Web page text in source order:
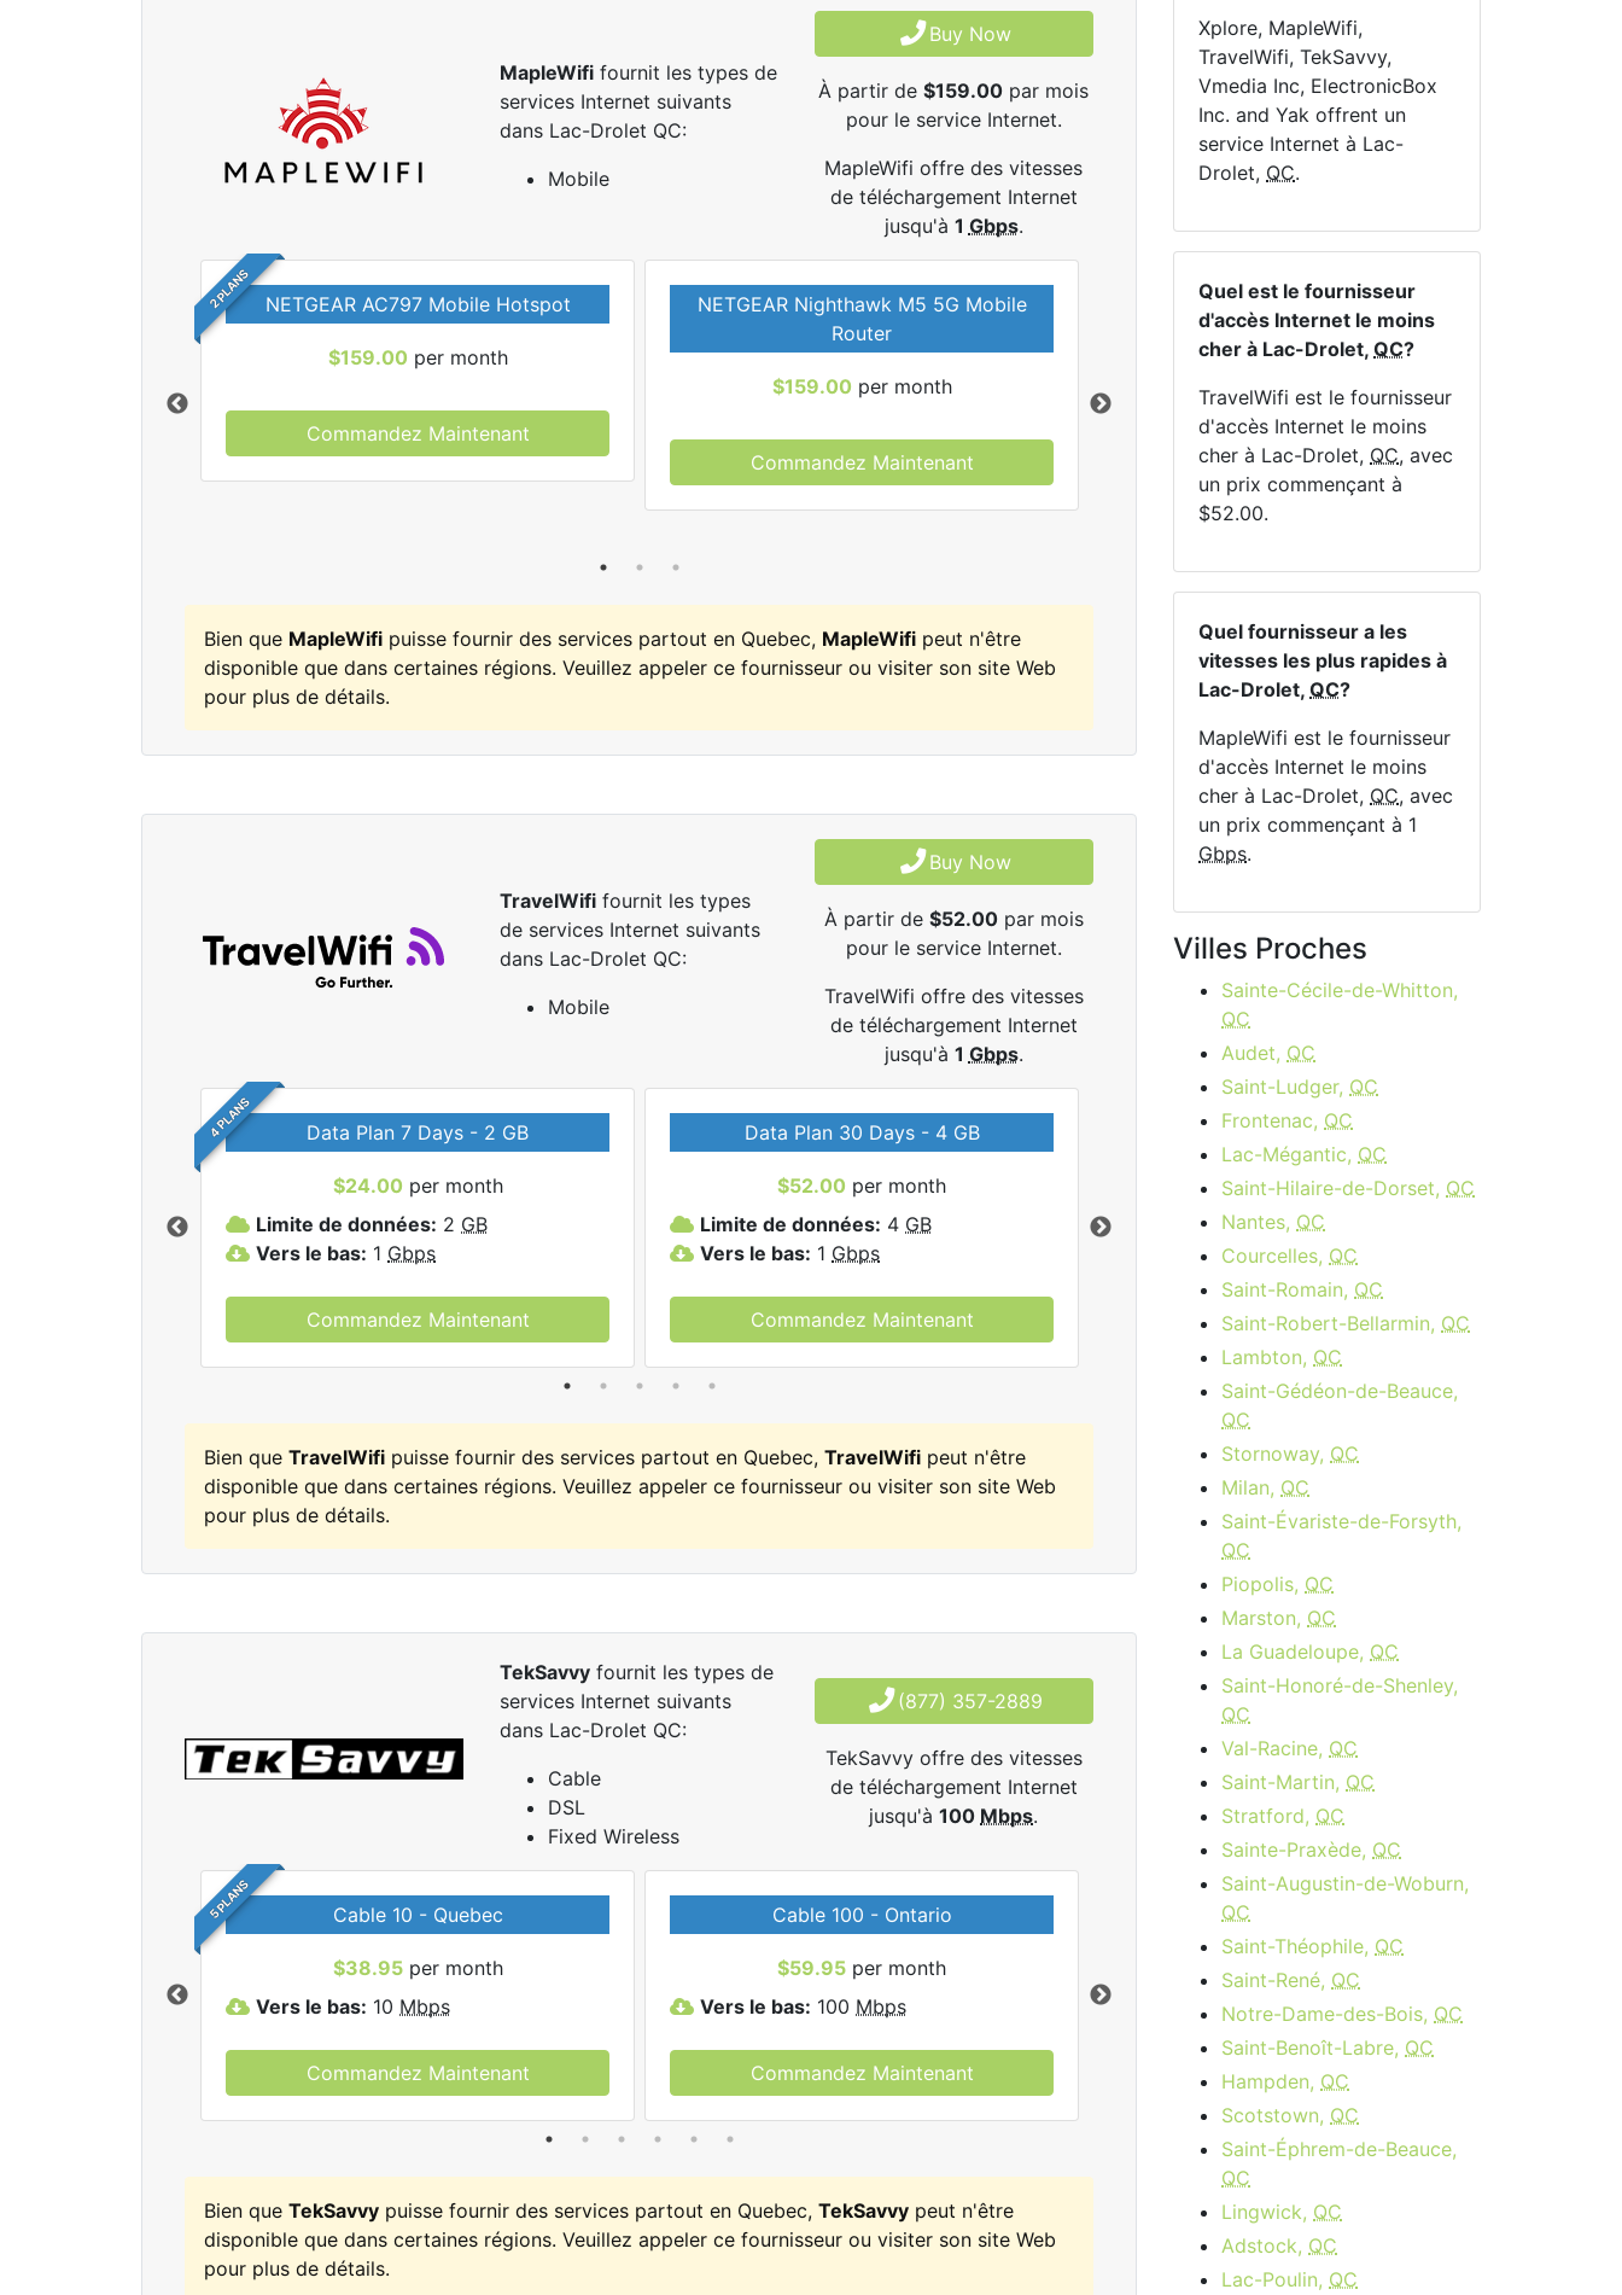
MapleWififournit les types de
services Internet suivants
dans Lac-Drolet QC:
Mobile
Buy Now
À partir de$159.00 par mois
pour le service Internet.
MapleWifi offre des vitesses
de téléchargement Internet
jusqu'à 1 Gbps.
2 PLANS NETGEAR AC797 Mobile Hotspot
$159.00 per month
Commandez Maintenant
NETGEAR Nighthawk M5 5G Mobile
Router
$159.00 per month
Commandez Maintenant
Cliquez ici pour afficher tous les forfaits
Internet MapleWifi.
Bien que MapleWifi puisse fournir des services partout en Quebec, MapleWifi peut n'être
disponible que dans certaines régions. Veuillez appeler ce fournisseur ou visiter son site Web
pour plus de détails.
TravelWififournit les types
de services Internet suivants
dans Lac-Drolet QC:
Mobile
Buy Now
À partir de $52.00par mois
pour le service Internet.
TravelWifi offre des vitesses
de téléchargement Internet
jusqu'à 1 Gbps.
4 PLANS Data Plan 7 Days - 2 GB
$24.00 per month
Limite de données: 2 GB
Vers le bas: 1 Gbps
Commandez Maintenant
Data Plan 30 Days - 4 GB
$52.00 per month
Limite de données: 4 GB
Vers le bas: 1 Gbps
Commandez Maintenant
Data Plan 30 Days - 8 GB
$74.00per month
Limite de données:
Vers le bas:1Gbps
Commandez Maintenant
Bien que TravelWifi puisse fournir des services partout en Quebec, TravelWifi peut n'être
disponible que dans certaines régions. Veuillez appeler ce fournisseur ou visiter son site Web
pour plus de détails.
TekSavvyfournit les types de
services Internet suivants
dans Lac-Drolet QC:
Cable
DSL
Fixed Wireless
(877) 357-2889
TekSavvy offre des vitesses
de téléchargement Internet
jusqu'à100 Mbps.
5 PLANS Cable 10 - Quebec
$38.95per month
Vers le bas: 10 Mbps
Commandez Maintenant
Cable 100 - Ontario
$59.95 per month
Vers le bas: 100 Mbps
Commandez Maintenant
Cable 15 - AB, BC
$34.95
per month
Vers le bas:15Mbps
Commandez Maintenant
Bien que TekSavvy puisse fournir des services partout en Quebec, TekSavvy peut n'être
disponible que dans certaines régions. Veuillez appeler ce fournisseur ou visiter son site Web
pour plus de détails.
Xplore, MapleWifi,
TravelWifi, TekSavvy,
Vmedia Inc, ElectronicBox
Inc. and Yak offrent un
service Internet à Lac-
Drolet, QC.
Quel est le fournisseur
d'accès Internet le moins
cher à Lac-Drolet, QC?
TravelWifi est le fournisseur
d'accès Internet le moins
cher à Lac-Drolet, QC, avec
un prix commençant à
$52.00.
Quel fournisseur a les
vitesses les plus rapides à
Lac-Drolet, QC?
MapleWifi est le fournisseur
d'accès Internet le moins
cher à Lac-Drolet, QC, avec
un prix commençant à 1
Gbps.
Villes Proches
Sainte-Cécile-de-Whitton,
QC
Audet, QC
Saint-Ludger, QC
Frontenac, QC
Lac-Mégantic, QC
Saint-Hilaire-de-Dorset, QC
Nantes, QC
Courcelles, QC
Saint-Romain, QC
Saint-Robert-Bellarmin, QC
Lambton, QC
Saint-Gédéon-de-Beauce,
QC
Stornoway, QC
Milan, QC
Saint-Évariste-de-Forsyth,
QC
Piopolis, QC
Marston, QC
La Guadeloupe, QC
Saint-Honoré-de-Shenley,
QC
Val-Racine, QC
Saint-Martin, QC
Stratford, QC
Sainte-Praxède, QC
Saint-Augustin-de-Woburn,
QC
Saint-Théophile, QC
Saint-René, QC
Notre-Dame-des-Bois, QC
Saint-Benoît-Labre, QC
Hampden, QC
Scotstown, QC
Saint-Éphrem-de-Beauce,
QC
Lingwick, QC
Adstock, QC
Lac-Poulin, QC